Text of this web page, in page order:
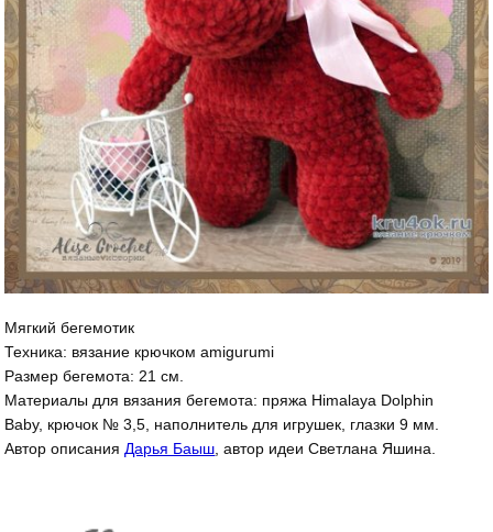
Мягкий бегемотик
Техника: вязание крючком amigurumi
Размер бегемота: 21 см.
Материалы для вязания бегемота: пряжа Himalaya Dolphin
Baby, крючок № 3,5, наполнитель для игрушек, глазки 9 мм.
Автор описания Дарья Баыш , автор идеи Светлана Яшина.